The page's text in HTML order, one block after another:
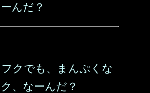
んだ？
クでも、まんぷくな
、なーんだ？